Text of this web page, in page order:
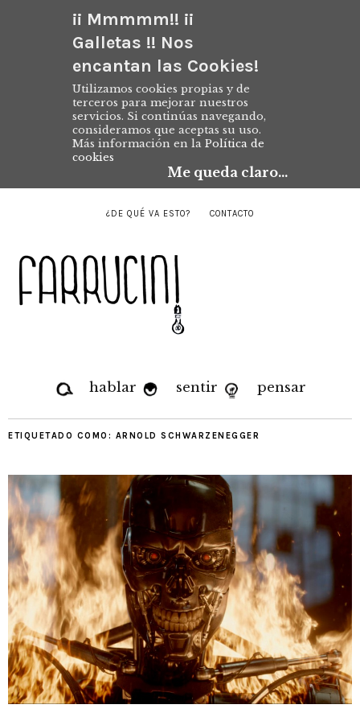
¡¡ Mmmmm!! ¡¡
Galletas !! Nos
encantan las Cookies!
Utilizamos cookies propias y de
terceros para mejorar nuestros
servicios. Si continúas navegando,
consideramos que aceptas su uso.
Más información en la Política de
cookies
Me queda claro...
¿DE QUÉ VA ESTO? CONTACTO
hablar sentir pensar
ETIQUETADO COMO: ARNOLD SCHWARZENEGGER